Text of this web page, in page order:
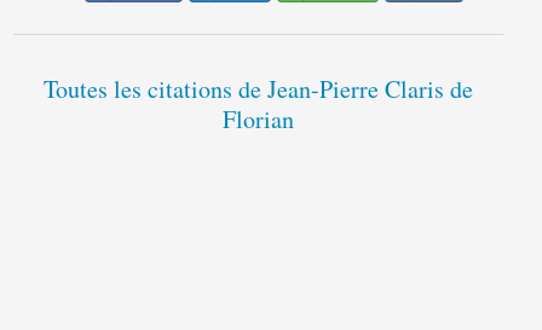
Toutes les citations de Jean-Pierre Claris de
Florian